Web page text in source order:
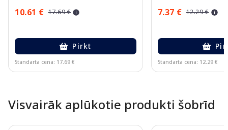
10.61 € 17.69 €
Pirkt
Standarta cena: 17.69 €
7.37 € 12.29 €
Standarta cena: 12.29 €
Visvairāk aplūkotie produkti šobrīd